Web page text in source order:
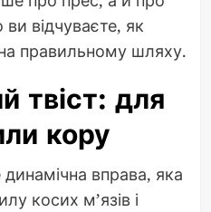
відчуваєте, як
правильному шляху.
твіст: для
кору
динамічна вправа, яка
косих м’язів і